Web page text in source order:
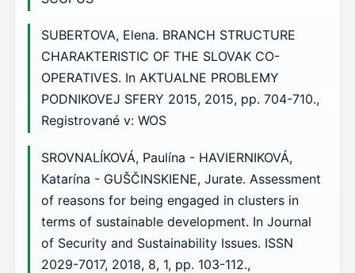
SUBERTOVA, Elena. BRANCH STRUCTURE
CHARAKTERISTIC OF THE SLOVAK CO-
OPERATIVES. In AKTUALNE PROBLEMY
PODNIKOVEJ SFERY 2015, 2015, pp. 704-710.,
Registrované v: WOS
SROVNALÍKOVÁ, Paulína - HAVIERNIKOVÁ,
Katarína - GUŠČINSKIENE, Jurate. Assessment
of reasons for being engaged in clusters in
terms of sustainable development. In Journal
of Security and Sustainability Issues. ISSN
2029-7017, 2018, 8, 1, pp. 103-112.,